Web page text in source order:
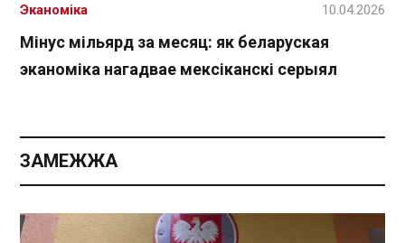
Мінус мільярд за месяц: як беларуская
эканоміка нагадвае мексіканскі серыял
Эканоміка 10.04.2026
ЗАМЕЖЖА